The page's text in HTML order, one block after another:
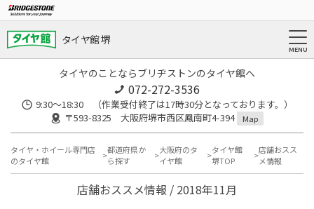
タイヤ館 堺
タイヤのことならブリヂストンのタイヤ館へ
072-272-3536
9:30〜18:30 （作業受付終了は17時30分となっております。）
〒593-8325 大阪府堺市西区鳳南町4-394
Map
タイヤ・ホイール専門店
のタイヤ館
都道府県か
ら探す
大阪府のタ
イヤ館
タイヤ館
堺TOP
店舗おスス
メ情報
店舗おススメ情報 / 2018年11月